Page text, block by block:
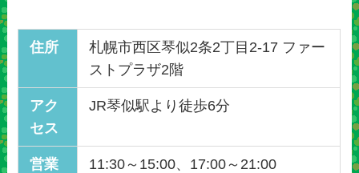
住所
札幌市西区琴似2条2丁目2-17 ファー
ストプラザ2階
アク
セス
JR琴似駅より徒歩6分
営業
11:30～15:00、17:00～21:00